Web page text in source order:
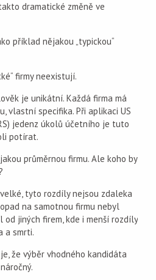
dramatické změně ve
příklad nějakou „typickou“
firmy neexistují.
je unikátní. Každá firma má
vlastní specifika. Při aplikaci US
jedenz úkolů účetního je tuto
potírat.
průměrnou firmu. Ale koho by
tyto rozdíly nejsou zdaleka
na samotnou firmu nebyl
od jiných firem, kde i menší rozdíly
a smrti.
že výběr vhodného kandidáta